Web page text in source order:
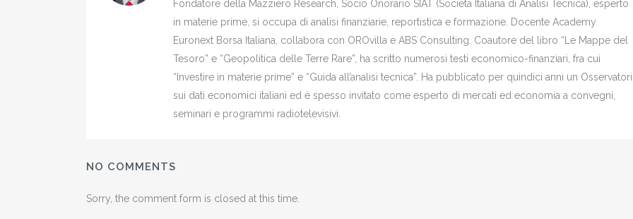
Fondatore della Mazziero Research, Socio Onorario SIAT (Società Italiana di Analisi Tecnica), esperto
in materie prime, si occupa di analisi finanziarie, reportistica e formazione. Docente Academy
Euronext Borsa Italiana, collabora con OROvilla e ABS Consulting. Coautore del libro “Le Mappe del
Tesoro” e “Geopolitica delle Terre Rare”, ha scritto numerosi testi economico-finanziari, fra cui
“Investire in materie prime” e “Guida all’analisi tecnica”. Ha pubblicato per quindici anni un
sui dati economici italiani ed è spesso invitato come esperto di mercati ed economia a convegni,
seminari e programmi radiotelevisivi.
NO COMMENTS
Sorry, the comment form is closed at this time.